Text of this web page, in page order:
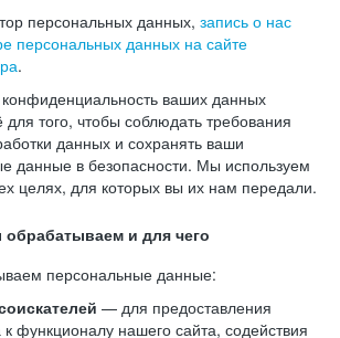
персональных данных, запись о нас
персональных данных на сайте
.
ваших данных
того, чтобы соблюдать требования
данных и сохранять ваши
данные в безопасности. Мы используем
целях, для которых вы их нам передали.
и для чего
персональные данные:
— для предоставления
функционалу нашего сайта, содействия